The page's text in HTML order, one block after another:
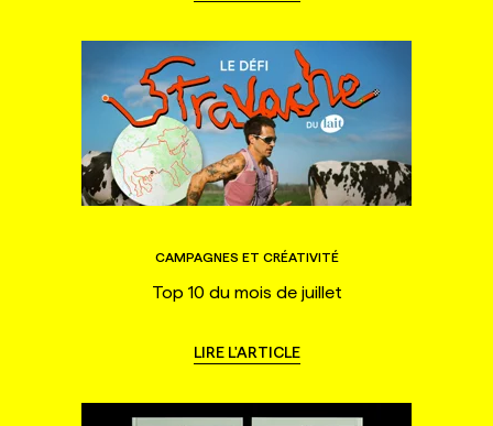
CAMPAGNES ET CRÉATIVITÉ
Top 10 du mois de juillet
LIRE L'ARTICLE